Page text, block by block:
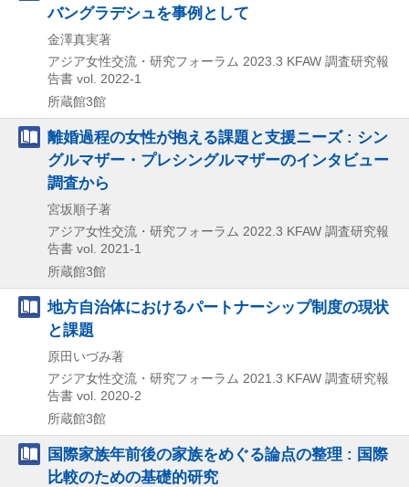
バングラデシュを事例として
金澤真実著
アジア女性交流・研究フォーラム 2023.3 KFAW 調査研究報
告書 vol. 2022-1
所蔵館3館
離婚過程の女性が抱える課題と支援ニーズ : シン
グルマザー・プレシングルマザーのインタビュー
調査から
宮坂順子著
アジア女性交流・研究フォーラム 2022.3 KFAW 調査研究報
告書 vol. 2021-1
所蔵館3館
地方自治体におけるパートナーシップ制度の現状
と課題
原田いづみ著
アジア女性交流・研究フォーラム 2021.3 KFAW 調査研究報
告書 vol. 2020-2
所蔵館3館
国際家族年前後の家族をめぐる論点の整理 : 国際
比較のための基礎的研究